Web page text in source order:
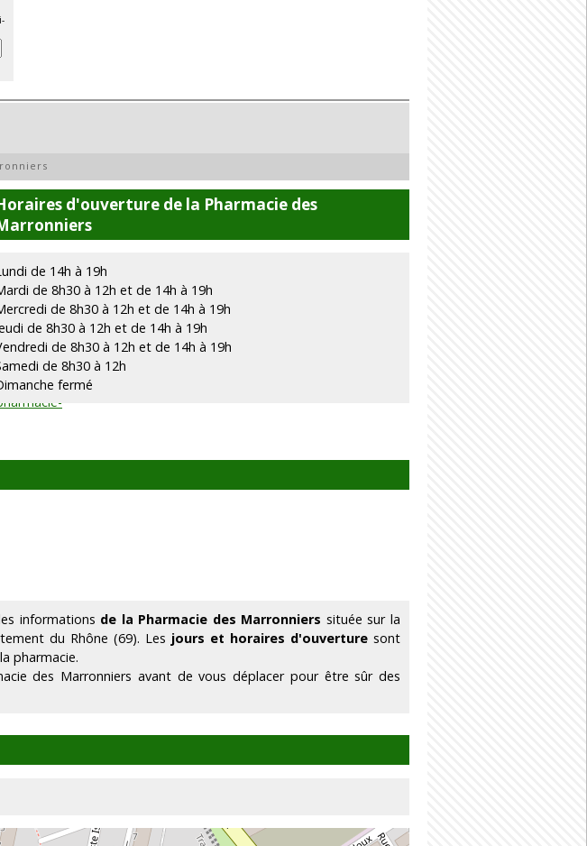
d'ouverture de la Pharmacie des
de 14h à 19h
de 8h30 à 12h et de 14h à 19h
de 8h30 à 12h et de 14h à 19h
de 8h30 à 12h et de 14h à 19h
de 8h30 à 12h et de 14h à 19h
de 8h30 à 12h
fermé
informations de la Pharmacie des Marronniers située sur la
du Rhône (69). Les jours et horaires d'ouverture sont
pharmacie.
des Marronniers avant de vous déplacer pour être sûr des